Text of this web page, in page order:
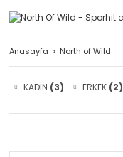
Anasayfa North of Wild
KADIN (3) ERKEK (2)